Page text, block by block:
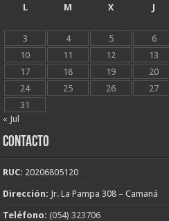
L
M X J
3
4 5 6
10
11 12 13
17
18 19 20
24
25 26 27
31
« Jul
CONTACTO
RUC: 20206805120
Dirección: Jr. La Pampa 308 – Camaná
Teléfono: (054) 323706